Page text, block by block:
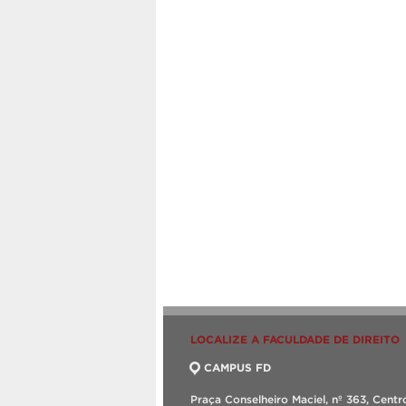
LOCALIZE A FACULDADE DE DIREITO
CAMPUS FD
Praça Conselheiro Maciel, nº 363,